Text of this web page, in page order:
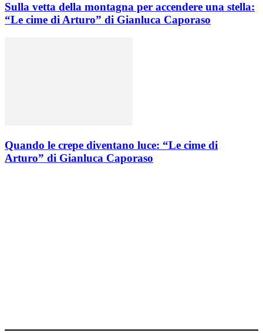
Sulla vetta della montagna per accendere una stella:
“Le cime di Arturo” di Gianluca Caporaso
Quando le crepe diventano luce: “Le cime di
Arturo” di Gianluca Caporaso